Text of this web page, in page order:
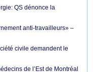
QS dénonce la
anti-travailleurs» –
civile demandent le
de l’Est de Montréal